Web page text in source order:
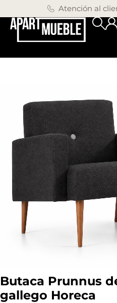
Atención al
Butaca Prunnus
gallego Horeca